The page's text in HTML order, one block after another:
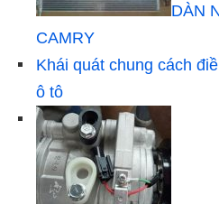
DÀN
CAMRY
Khái quát chung cách
ô tô